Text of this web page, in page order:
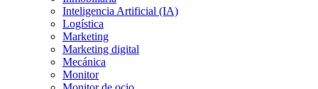
Inteligencia Artificial (IA)
Logística
Marketing
Marketing digital
Mecánica
Monitor